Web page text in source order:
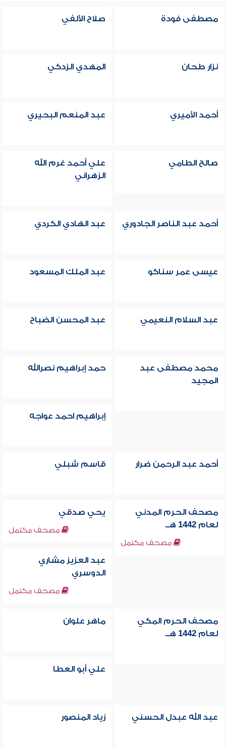
مصطفى فودة صلاح الألفي
نزار طحان المهدي الزدكي
أحمد الأميري عبد المنعم البحيري
صالح الطامي
علي أحمد غرم الله
الزهراني
أحمد عبد الناصر الجادوري عبد الهادي الكردي
عيسى عمر سناكو عبد الملك المسعود
عبد السلام النعيمي عبد المحسن الضباح
محمد مصطفى عبد
المجيد
حمد إبراهيم نصرالله
إبراهيم احمد عواجه
أحمد عبد الرحمن ضرار قاسم شبلي
مصحف الحرم المدني
لعام 1442 هــ
مصحف مكتمل
يحي صدقي
مصحف مكتمل
عبد العزيز مشاري
الدوسري
مصحف مكتمل
مصحف الحرم المكي
لعام 1442 هــ
ماهر علوان
علي أبو العطا
عبد الله عبدل الحسني زياد المنصور